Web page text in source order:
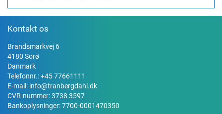
Kontakt os
Brandsmarkvej 6
4180 Sorø
Danmark
Telefonnr.:+45 77661111
E-mail: info@tranbergdahl.dk
CVR-nummer: 3738 3597
Bankoplysninger: 7700-0001470350